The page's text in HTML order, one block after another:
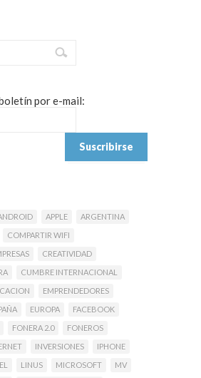
por e-mail:
APPLE
ARGENTINA
COMPARTIR WIFI
CREATIVIDAD
CUMBRE INTERNACIONAL
EMPRENDEDORES
EUROPA
FACEBOOK
FONERA 2.0
FONEROS
INVERSIONES
IPHONE
LINUS MICROSOFT
MV